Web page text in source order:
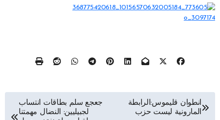
تصفّح
انطوان قليموس:الرابطة
المارونية ليست حزب
جعجع سلم بطاقات انتساب
لجبيليين: النضال مهمتنا